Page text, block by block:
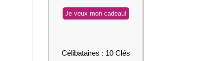
Célibataires : 10 Clés